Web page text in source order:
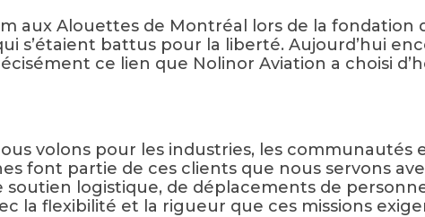
aux Alouettes de Montréal lors de la fondation
s’étaient battus pour la liberté. Aujourd’hui
ce lien que Nolinor Aviation a choisi
volons pour les industries, les communautés
font partie de ces clients que nous servons
soutien logistique, de déplacements de
la flexibilité et la rigueur que ces missions